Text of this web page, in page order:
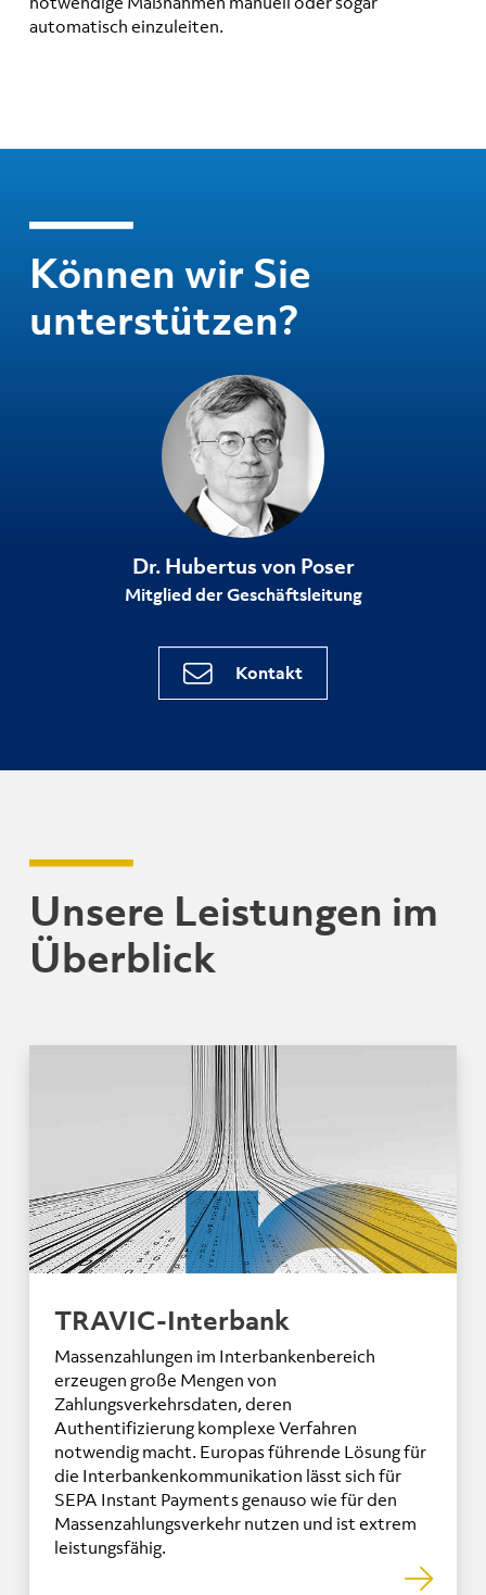
automatisch einzuleiten.
Können wir Sie
unterstützen?
Dr. Hubertus von Poser
Mitglied der Geschäftsleitung
Kontakt
Unsere Leistungen im
Überblick
TRAVIC-Interbank
Massenzahlungen im Interbankenbereich
erzeugen große Mengen von
Zahlungsverkehrsdaten, deren
Authentifizierung komplexe Verfahren
notwendig macht. Europas führende Lösung für
die Interbankenkommunikation lässt sich für
SEPA Instant Payments genauso wie für den
Massenzahlungsverkehr nutzen und ist extrem
leistungsfähig.